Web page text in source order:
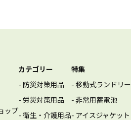
ップ
カテゴリー
- 防災対策用品
- 労災対策用品
- 衛生・介護用品
特集
- 移動式ランドリー
- 非常用蓄電池
- アイスジャケット